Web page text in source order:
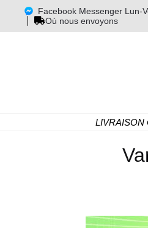
Facebook Messenger Lun-
Où nous envoyons
LIVRAISON